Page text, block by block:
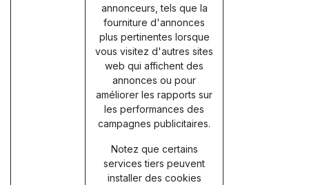
annonceurs, tels que la
fourniture d'annonces
plus pertinentes lorsque
vous visitez d'autres sites
web qui affichent des
annonces ou pour
améliorer les rapports sur
les performances des
campagnes publicitaires.
Notez que certains
services tiers peuvent
installer des cookies